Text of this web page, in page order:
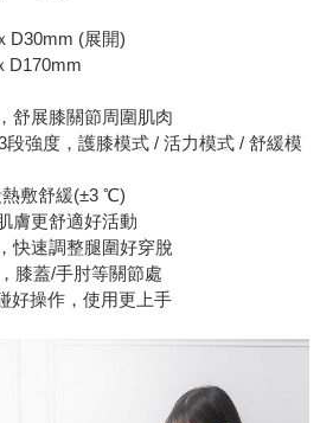
D30mm (展開)
D170mm
舒展膝關節周圍肌肉
段強度，護膝模式 / 活力模式 / 舒緩模
敷舒緩(±3 ℃)
膚更舒適好活動
快速調整腿圍好穿脫
膝蓋/手肘等關節處
好操作，使用更上手